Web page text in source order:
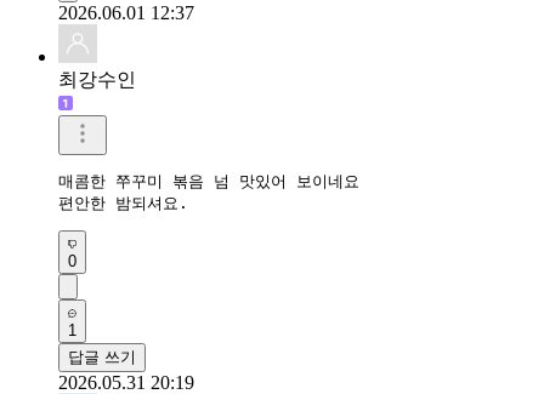
2026.06.01 12:37
최강수인
매콤한 쭈꾸미 볶음 넘 맛있어 보이네요
편안한 밤되셔요.
0
1
답글 쓰기
2026.05.31 20:19